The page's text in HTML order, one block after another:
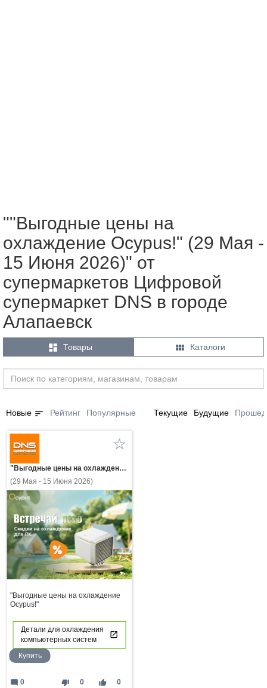
""Выгодные цены на
охлаждение Ocypus!" (29 Мая -
15 Июня 2026)" от
супермаркетов Цифровой
супермаркет DNS в городе
Алапаевск
 Товары  Каталоги
Новые sort Рейтинг Популярные Текущие Будущие
"Выгодные цены на охлаждение Ocypus!"
(29 Мая - 15 Июня 2026)
"Выгодные цены на охлаждение
Ocypus!"
Детали для охлаждения
компьютерных систем
Купить
thumb_down 0 thumb_up 0
mode_comment 0